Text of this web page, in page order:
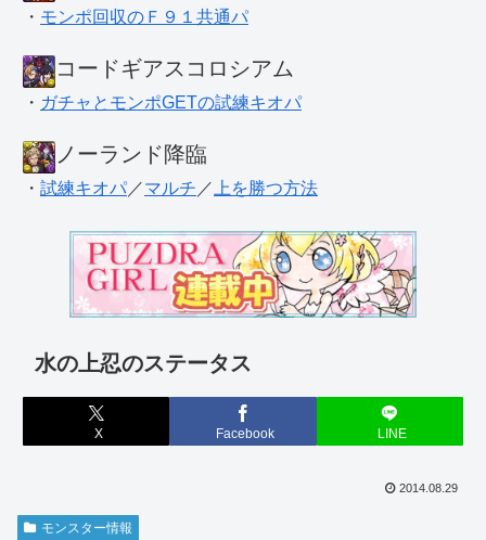
・ モンポ回収のＦ９１共通パ
コードギアスコロシアム
・ ガチャとモンポGETの試練キオパ
ノーランド降臨
・ 試練キオパ ／マルチ ／ 上を勝つ方法
水の上忍のステータス
X Facebook LINE
2014.08.29
モンスター情報